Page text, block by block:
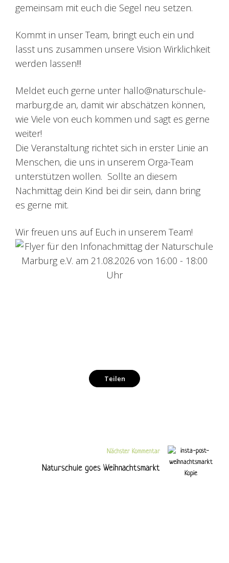
gemeinsam mit euch die Segel neu setzen.
Kommt in unser Team, bringt euch ein und
lasst uns zusammen unsere Vision Wirklichkeit
werden lassen!!!
Meldet euch gerne unter hallo@naturschule-
marburg.de an, damit wir abschätzen können,
wie Viele von euch kommen und sagt es gerne
weiter!
Die Veranstaltung richtet sich in erster Linie an
Menschen, die uns in unserem Orga-Team
unterstützen wollen. Sollte an diesem
Nachmittag dein Kind bei dir sein, dann bring
es gerne mit.
Wir freuen uns auf Euch in unserem Team!
Teilen
Nächster Kommentar
Naturschule goes Weihnachtsmarkt